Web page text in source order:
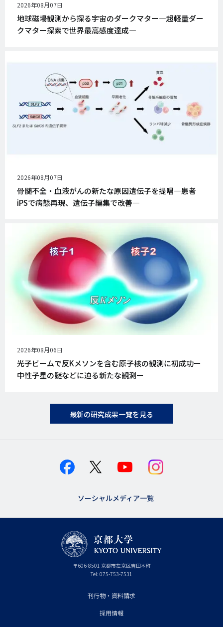
公
開
日
2026年08月07日
地球磁場観測から探る宇宙のダークマター―超軽量ダー
クマター探索で世界最高感度達成―
公
開
日
2026年08月07日
骨髄不全・血液がんの新たな原因遺伝子を提唱―患者
iPSで病態再現、遺伝子編集で改善―
公
開
日
2026年08月06日
光子ビームで反Kメソンを含む原子核の観測に初成功ー
中性子星の謎などに迫る新たな観測ー
最新の研究成果一覧を見る
ソーシャルメディア一覧
〒606-8501 京
都
府
京都市左京区吉田本町
Tel: 075-753-7531
刊行物・資料請求
採用情報